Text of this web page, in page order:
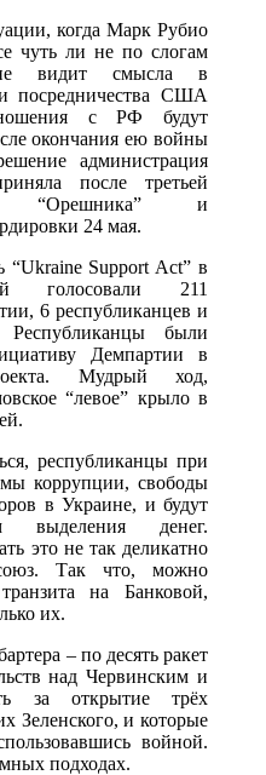
когда Марк Рубио
чуть ли не по слогам
видит смысла в
посредничества США
с РФ будут
окончания ею войны
администрация
после третьей
“Орешника” и
24 мая.
Support Act” в
голосовали 211
6 республиканцев и
были
Демпартии в
Мудрый ход,
“левое” крыло в
республиканцы при
коррупции, свободы
в Украине, и будут
выделения денег.
это не так деликатно
Так что, можно
на Банковой,
их.
– по десять ракет
над Червинским и
за открытие трёх
Зеленского, и которые
войной.
подходах.